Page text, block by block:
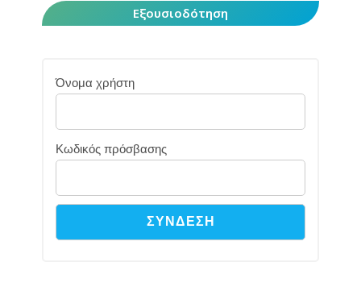
Εξουσιοδότηση
Όνομα χρήστη
Κωδικός πρόσβασης